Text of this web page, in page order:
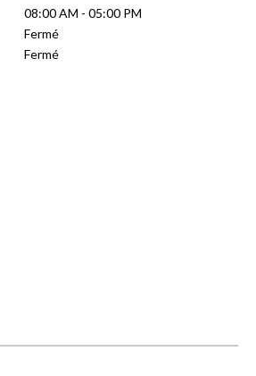
08:00 AM - 05:00 PM
Fermé
Fermé